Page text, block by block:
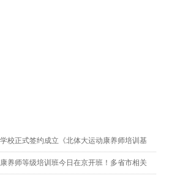
校正式签约成立《北体大运动康养师培训基
养师等级培训班今日在京开班！多省市相关